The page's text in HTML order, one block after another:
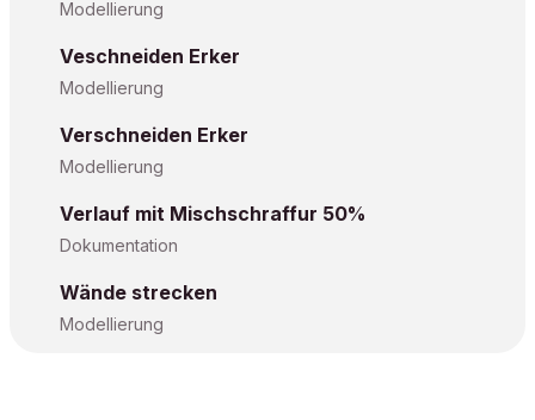
Modellierung
Veschneiden Erker
Modellierung
Verschneiden Erker
Modellierung
Verlauf mit Mischschraffur 50%
Dokumentation
Wände strecken
Modellierung